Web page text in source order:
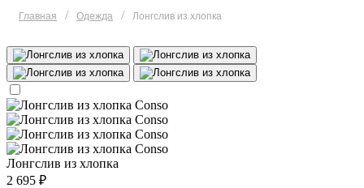
Главная / Одежда / Лонгслив из хлопка
Лонгслив из хлопка
2 695 ₽